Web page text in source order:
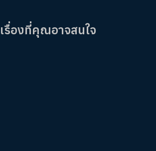
เรื่องที่คุณอาจสนใจ